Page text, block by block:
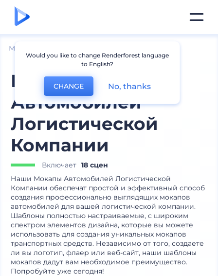
Мокапы
Мокапы
Автомобилей
Логистической
Компании
Включает 18 сцен
Наши Мокапы Автомобилей Логистической
Компании обеспечат простой и эффективный способ
создания профессионально выглядящих мокапов
автомобилей для вашей логистической компании.
Шаблоны полностью настраиваемые, с широким
спектром элементов дизайна, которые вы можете
использовать для создания уникальных мокапов
транспортных средств. Независимо от того, создаете
ли вы логотип, флаер или веб-сайт, наши шаблоны
мокапов дадут вам необходимое преимущество.
Попробуйте уже сегодня!
Would you like to change Renderforest language
to English?
CHANGE No, thanks